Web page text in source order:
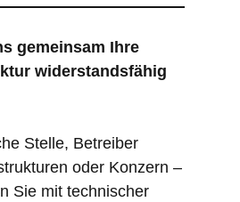
gemeinsam Ihre
widerstandsfähig
Stelle, Betreiber
oder Konzern –
Sie mit technischer